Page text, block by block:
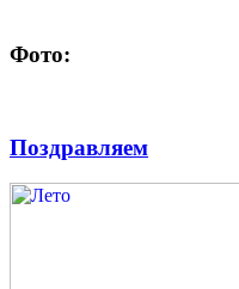
Фото:
Поздравляем